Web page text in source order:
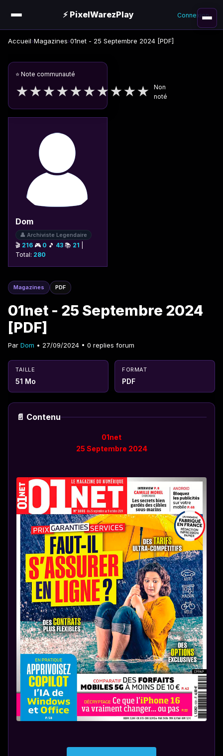
⚡ PixelWarezPlay Connexion
Accueil›Magazines›01net - 25 Septembre 2024 [PDF]
⭐ Note communauté
★★★★★★★★★★
Non
noté
Dom
👤 Archiviste Legendaire
🎬 216 🎮 0 🎵 43 📚 21
Total: 280
Magazines PDF
01net - 25 Septembre 2024
[PDF]
Par Dom • 27/09/2024 • 0 replies forum
TAILLE
51 Mo
FORMAT
PDF
📄 Contenu
01net
25 Septembre 2024